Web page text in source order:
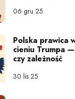
06 gru 25
Polska prawica
cieniu Trumpa
czy zależność
30 lis 25